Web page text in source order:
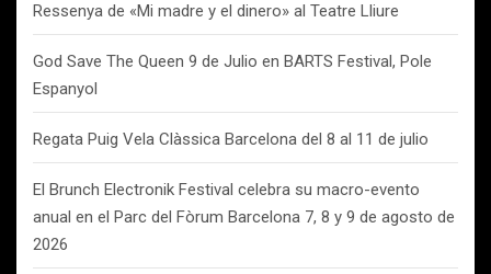
Ressenya de «Mi madre y el dinero» al Teatre Lliure
God Save The Queen 9 de Julio en BARTS Festival, Pole
Espanyol
Regata Puig Vela Clàssica Barcelona del 8 al 11 de julio
El Brunch Electronik Festival celebra su macro-evento
anual en el Parc del Fòrum Barcelona 7, 8 y 9 de agosto de
2026